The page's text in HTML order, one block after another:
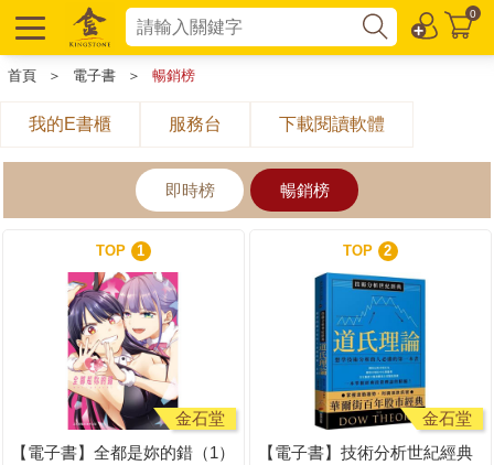
0
首頁 ＞ 電子書 ＞ 暢銷榜
我的E書櫃 服務台 下載閱讀軟體
即時榜 暢銷榜
TOP 1
金石堂
【電子書】全都是妳的錯（1）
TOP 2
金石堂
【電子書】技術分析世紀經典